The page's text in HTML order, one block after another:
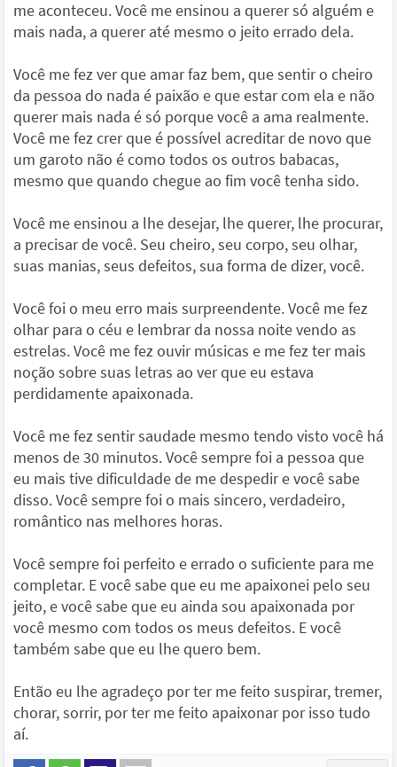
me aconteceu. Você me ensinou a querer só alguém e
mais nada, a querer até mesmo o jeito errado dela.
Você me fez ver que amar faz bem, que sentir o cheiro
da pessoa do nada é paixão e que estar com ela e não
querer mais nada é só porque você a ama realmente.
Você me fez crer que é possível acreditar de novo que
um garoto não é como todos os outros babacas,
mesmo que quando chegue ao fim você tenha sido.
Você me ensinou a lhe desejar, lhe querer, lhe procurar,
a precisar de você. Seu cheiro, seu corpo, seu olhar,
suas manias, seus defeitos, sua forma de dizer, você.
Você foi o meu erro mais surpreendente. Você me fez
olhar para o céu e lembrar da nossa noite vendo as
estrelas. Você me fez ouvir músicas e me fez ter mais
noção sobre suas letras ao ver que eu estava
perdidamente apaixonada.
Você me fez sentir saudade mesmo tendo visto você há
menos de 30 minutos. Você sempre foi a pessoa que
eu mais tive dificuldade de me despedir e você sabe
disso. Você sempre foi o mais sincero, verdadeiro,
romântico nas melhores horas.
Você sempre foi perfeito e errado o suficiente para me
completar. E você sabe que eu me apaixonei pelo seu
jeito, e você sabe que eu ainda sou apaixonada por
você mesmo com todos os meus defeitos. E você
também sabe que eu lhe quero bem.
Então eu lhe agradeço por ter me feito suspirar, tremer,
chorar, sorrir, por ter me feito apaixonar por isso tudo
aí.